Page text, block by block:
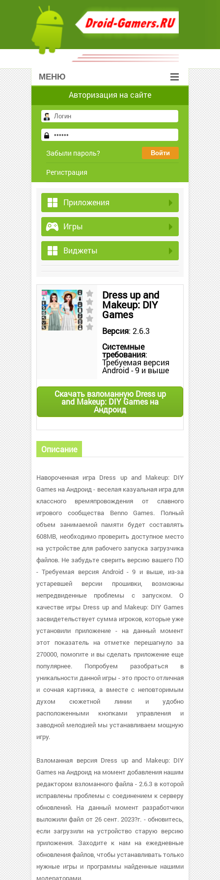
МЕНЮ
Авторизация на сайте
Забыли пароль?
Регистрация
Приложения
Игры
Виджеты
Dress up and
Makeup: DIY
Games
Версия: 2.6.3
Системные
требования:
Требуемая версия
Android - 9 и выше
Скачать взломанную Dress up
and Makeup: DIY Games на
Андроид
Описание
Навороченная игра Dress up and Makeup: DIY
Games на Андроид - веселая казуальная игра для
классного времяпровождения от славного
игрового сообщества Benno Games. Полный
объем занимаемой памяти будет составлять
608MB, необходимо проверить доступное место
на устройстве для рабочего запуска загрузчика
файлов. Не забудьте сверить версию вашего ПО
- Требуемая версия Android - 9 и выше, из-за
устаревшей версии прошивки, возможны
непредвиденные проблемы с запуском. О
качестве игры Dress up and Makeup: DIY Games
засвидетельствует сумма игроков, которые уже
установили приложение - на данный момент
этот показатель на отметке перешагнуло за
270000, помогите и вы сделать приложение еще
популярнее. Попробуем разобраться в
уникальности данной игры - это просто отличная
и сочная картинка, а вместе с неповторимым
духом сюжетной линии и удобно
расположенными кнопками управления и
заводной мелодией мы устанавливаем мощную
игру.
Взломанная версия Dress up and Makeup: DIY
Games на Андроид на момент добавления нашим
редактором взломанного файла - 2.6.3 в которой
исправлены проблемы с соединением к серверу
обновлений. На данный момент разработчики
выложили файл от 26 сент. 2023?г. - обновитесь,
если загрузили на устройство старую версию
приложения. Заходите к нам на ежедневные
обновления файлов, чтобы устанавливать только
нужные игры и программы найденные нашими
модераторами.